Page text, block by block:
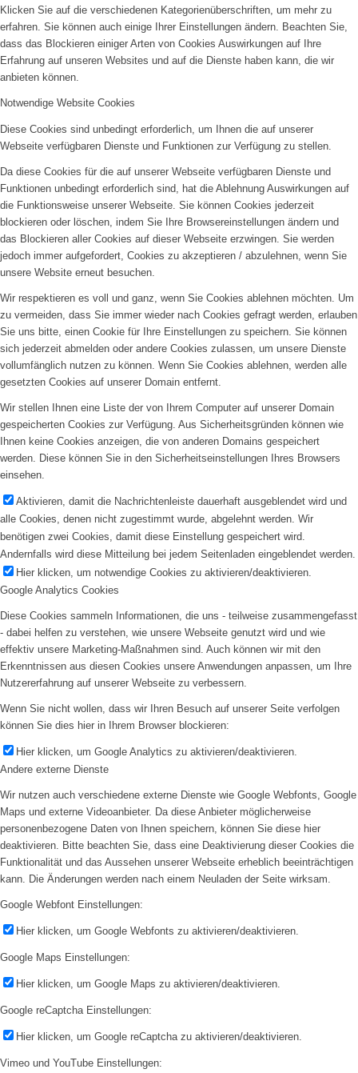
Klicken Sie auf die verschiedenen Kategorienüberschriften, um mehr zu
erfahren. Sie können auch einige Ihrer Einstellungen ändern. Beachten Sie,
dass das Blockieren einiger Arten von Cookies Auswirkungen auf Ihre
Erfahrung auf unseren Websites und auf die Dienste haben kann, die wir
anbieten können.
Notwendige Website Cookies
Diese Cookies sind unbedingt erforderlich, um Ihnen die auf unserer
Webseite verfügbaren Dienste und Funktionen zur Verfügung zu stellen.
Da diese Cookies für die auf unserer Webseite verfügbaren Dienste und
Funktionen unbedingt erforderlich sind, hat die Ablehnung Auswirkungen auf
die Funktionsweise unserer Webseite. Sie können Cookies jederzeit
blockieren oder löschen, indem Sie Ihre Browsereinstellungen ändern und
das Blockieren aller Cookies auf dieser Webseite erzwingen. Sie werden
jedoch immer aufgefordert, Cookies zu akzeptieren / abzulehnen, wenn Sie
unsere Website erneut besuchen.
Wir respektieren es voll und ganz, wenn Sie Cookies ablehnen möchten. Um
zu vermeiden, dass Sie immer wieder nach Cookies gefragt werden, erlauben
Sie uns bitte, einen Cookie für Ihre Einstellungen zu speichern. Sie können
sich jederzeit abmelden oder andere Cookies zulassen, um unsere Dienste
vollumfänglich nutzen zu können. Wenn Sie Cookies ablehnen, werden alle
gesetzten Cookies auf unserer Domain entfernt.
Wir stellen Ihnen eine Liste der von Ihrem Computer auf unserer Domain
gespeicherten Cookies zur Verfügung. Aus Sicherheitsgründen können wie
Ihnen keine Cookies anzeigen, die von anderen Domains gespeichert
werden. Diese können Sie in den Sicherheitseinstellungen Ihres Browsers
einsehen.
Aktivieren, damit die Nachrichtenleiste dauerhaft ausgeblendet wird und
alle Cookies, denen nicht zugestimmt wurde, abgelehnt werden. Wir
benötigen zwei Cookies, damit diese Einstellung gespeichert wird.
Andernfalls wird diese Mitteilung bei jedem Seitenladen eingeblendet werden.
Hier klicken, um notwendige Cookies zu aktivieren/deaktivieren.
Google Analytics Cookies
Diese Cookies sammeln Informationen, die uns - teilweise zusammengefasst
- dabei helfen zu verstehen, wie unsere Webseite genutzt wird und wie
effektiv unsere Marketing-Maßnahmen sind. Auch können wir mit den
Erkenntnissen aus diesen Cookies unsere Anwendungen anpassen, um Ihre
Nutzererfahrung auf unserer Webseite zu verbessern.
Wenn Sie nicht wollen, dass wir Ihren Besuch auf unserer Seite verfolgen
können Sie dies hier in Ihrem Browser blockieren:
Hier klicken, um Google Analytics zu aktivieren/deaktivieren.
Andere externe Dienste
Wir nutzen auch verschiedene externe Dienste wie Google Webfonts, Google
Maps und externe Videoanbieter. Da diese Anbieter möglicherweise
personenbezogene Daten von Ihnen speichern, können Sie diese hier
deaktivieren. Bitte beachten Sie, dass eine Deaktivierung dieser Cookies die
Funktionalität und das Aussehen unserer Webseite erheblich beeinträchtigen
kann. Die Änderungen werden nach einem Neuladen der Seite wirksam.
Google Webfont Einstellungen:
Hier klicken, um Google Webfonts zu aktivieren/deaktivieren.
Google Maps Einstellungen:
Hier klicken, um Google Maps zu aktivieren/deaktivieren.
Google reCaptcha Einstellungen:
Hier klicken, um Google reCaptcha zu aktivieren/deaktivieren.
Vimeo und YouTube Einstellungen: